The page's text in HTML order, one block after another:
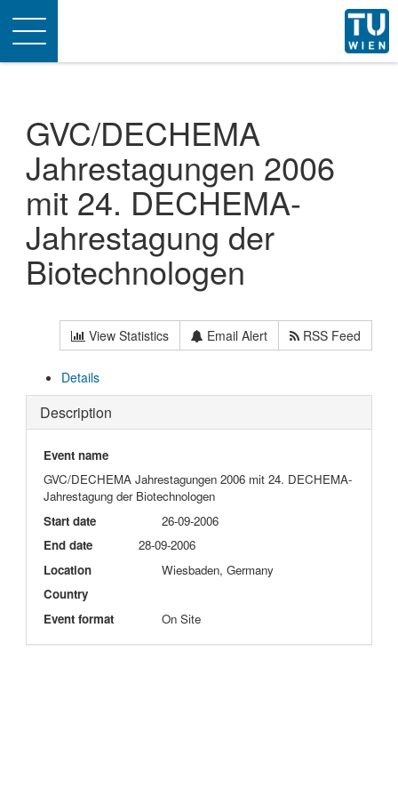
Toggle
navigation
GVC/DECHEMA
Jahrestagungen 2006
mit 24. DECHEMA-
Jahrestagung der
Biotechnologen
View Statistics Email Alert RSS Feed
Details
Description
Event name
GVC/DECHEMA Jahrestagungen 2006 mit 24. DECHEMA-
Jahrestagung der Biotechnologen
Start date
26-09-2006
End date
28-09-2006
Location
Wiesbaden, Germany
Country
Event format
On Site